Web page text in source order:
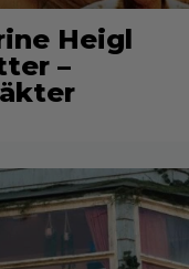
Heigl
–